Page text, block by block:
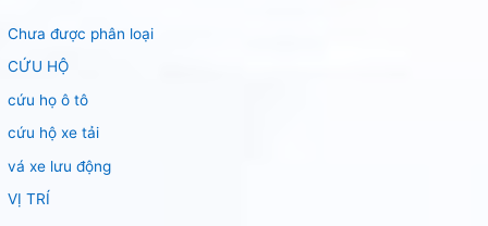
Chưa được phân loại
CỨU HỘ
cứu họ ô tô
cứu hộ xe tải
vá xe lưu động
VỊ TRÍ